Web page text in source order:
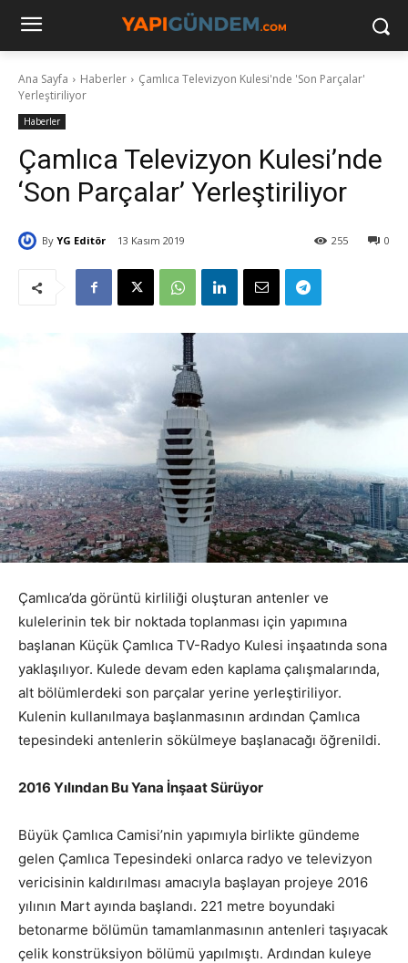
Ana Sayfa Haberler
Çamlıca Televizyon Kulesi'nde 'Son Parçalar'
Yerleştiriliyor
Haberler
Çamlıca Televizyon Kulesi’nde
‘Son Parçalar’ Yerleştiriliyor
By YG Editör 13 Kasım 2019 0
255
Çamlıca’da görüntü kirliliği oluşturan antenler ve
kulelerinin tek bir noktada toplanması için yapımına
başlanan Küçük Çamlıca TV-Radyo Kulesi inşaatında sona
yaklaşılıyor. Kulede devam eden kaplama çalışmalarında,
alt bölümlerdeki son parçalar yerine yerleştiriliyor.
Kulenin kullanılmaya başlanmasının ardından Çamlıca
tepesindeki antenlerin sökülmeye başlanacağı öğrenildi.
2016 Yılından Bu Yana İnşaat Sürüyor
Büyük Çamlıca Camisi’nin yapımıyla birlikte gündeme
gelen Çamlıca Tepesindeki onlarca radyo ve televizyon
vericisinin kaldırılması amacıyla başlayan projeye 2016
yılının Mart ayında başlandı. 221 metre boyundaki
betonarme bölümün tamamlanmasının antenleri taşıyacak
çelik konstrüksiyon bölümü yapılmıştı. Ardından kuleye